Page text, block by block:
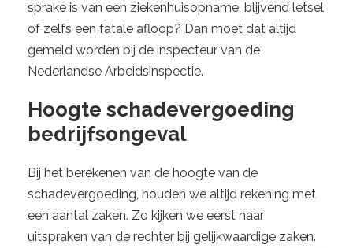
sprake is van een ziekenhuisopname, blijvend letsel
of zelfs een fatale afloop? Dan moet dat altijd
gemeld worden bij de inspecteur van de
Nederlandse Arbeidsinspectie.
Hoogte schadevergoeding
bedrijfsongeval
Bij het berekenen van de hoogte van de
schadevergoeding, houden we altijd rekening met
een aantal zaken. Zo kijken we eerst naar
uitspraken van de rechter bij gelijkwaardige zaken.